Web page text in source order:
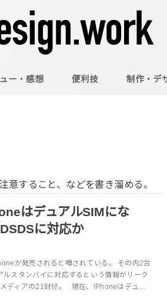
ー・感想 便利技 制作・デ
意すること、などを書き溜める。
はデュアルSIMにな
に対応か
が発売されると噂されている。 その内2台
ルスタンバイに対応するという情報がリーク
メディアの21财经。 現在、iPhoneはデュ…